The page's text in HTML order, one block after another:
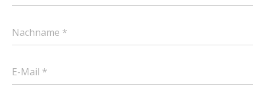
Nachname *
E-Mail *